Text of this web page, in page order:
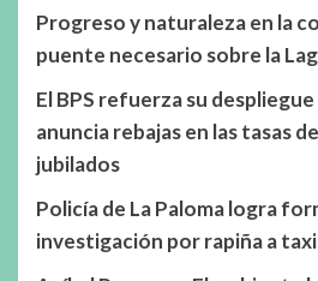
Progreso y naturaleza en la
puente necesario sobre la
El BPS refuerza su
anuncia rebajas en las tasas
jubilados
Policía de La Paloma logra
investigación por rapiña a